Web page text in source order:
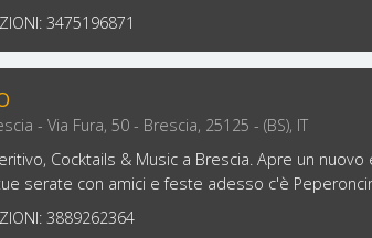
3475196871
- Via Fura, 50 - Brescia, 25125 - (BS), IT
Cocktails & Music a Brescia. Apre un
serate con amici e feste adesso c'è
3889262364